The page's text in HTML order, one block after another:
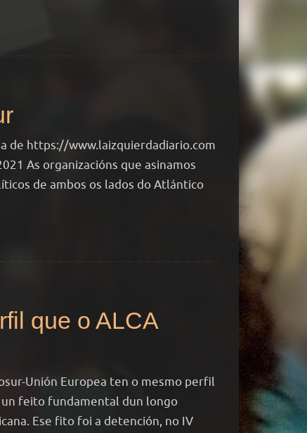
de https://www.laizquierdadiario.com
As organizacións que asinamos
de ambos os lados do Atlántico
que o ALCA
Unión Europea ten o mesmo perfil
un feito fundamental dun longo
Ese fito foi a detención, no IV